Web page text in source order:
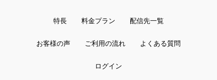
特長 料金プラン 配信先一覧
お客様の声 ご利用の流れ よくある質問
ログイン